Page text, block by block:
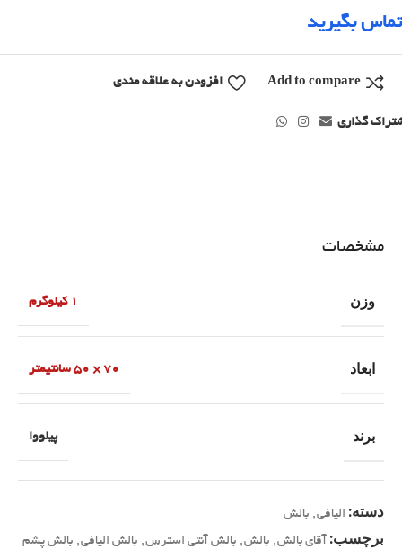
تماس بگیرید
Add to compare افزودن به علاقه مندی
گذاری
مشخصات
وزن 1 کیلوگرم
ابعاد 70 × 50 سانتیمتر
برند پیلووا
دسته: الیافی, بالش
برچسب: آقای بالش, بالش, بالش آنتی استرس, بالش الیافی, بالش پشم